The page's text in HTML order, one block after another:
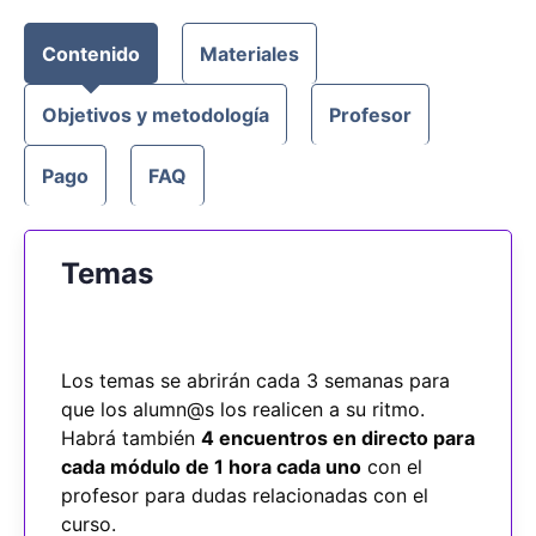
Contenido Materiales
Objetivos y metodología Profesor
Pago FAQ
Temas
Los temas se abrirán cada 3 semanas para
que los alumn@s los realicen a su ritmo.
Habrá también 4 encuentros en directo para
cada módulo de 1 hora cada uno con el
profesor para dudas relacionadas con el
curso.